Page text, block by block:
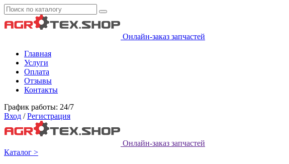
Онлайн-заказ запчастей
Главная
Услуги
Оплата
Отзывы
Контакты
График работы: 24/7
Вход / Регистрация
Онлайн-заказ запчастей
Каталог >